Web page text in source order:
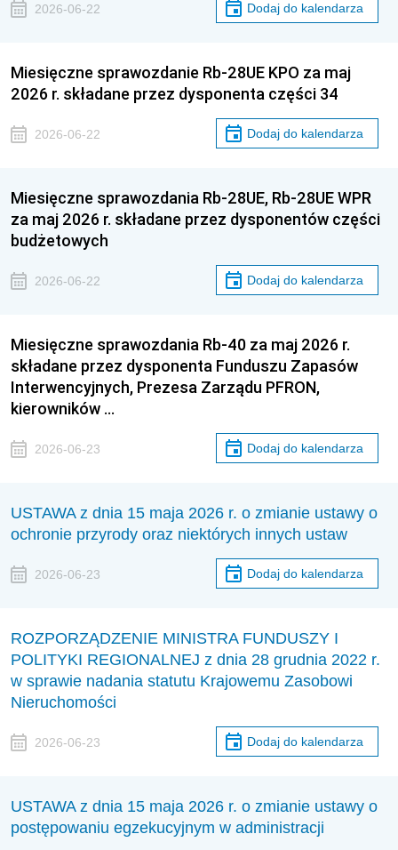
2026-06-22 Dodaj do kalendarza
Miesięczne sprawozdanie Rb-28UE KPO za maj
2026 r. składane przez dysponenta części 34
2026-06-22 Dodaj do kalendarza
Miesięczne sprawozdania Rb-28UE, Rb-28UE WPR
za maj 2026 r. składane przez dysponentów części
budżetowych
2026-06-22 Dodaj do kalendarza
Miesięczne sprawozdania Rb-40 za maj 2026 r.
składane przez dysponenta Funduszu Zapasów
Interwencyjnych, Prezesa Zarządu PFRON,
kierowników …
2026-06-23 Dodaj do kalendarza
USTAWA z dnia 15 maja 2026 r. o zmianie ustawy o
ochronie przyrody oraz niektórych innych ustaw
2026-06-23 Dodaj do kalendarza
ROZPORZĄDZENIE MINISTRA FUNDUSZY I
POLITYKI REGIONALNEJ z dnia 28 grudnia 2022 r.
w sprawie nadania statutu Krajowemu Zasobowi
Nieruchomości
2026-06-23 Dodaj do kalendarza
USTAWA z dnia 15 maja 2026 r. o zmianie ustawy o
postępowaniu egzekucyjnym w administracji